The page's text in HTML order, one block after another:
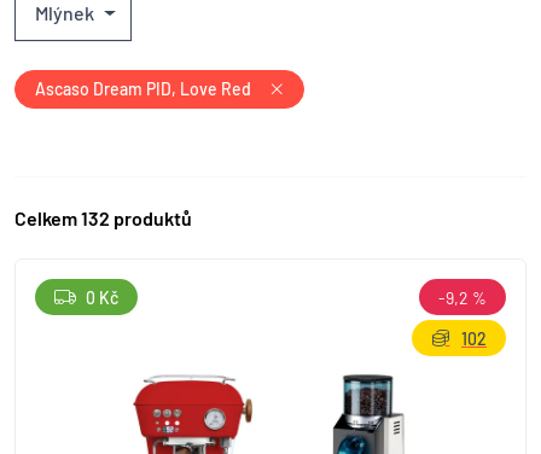
Mlýnek
Ascaso Dream PID, Love Red
Celkem 132 produktů
0 Kč
-9,2 %
102